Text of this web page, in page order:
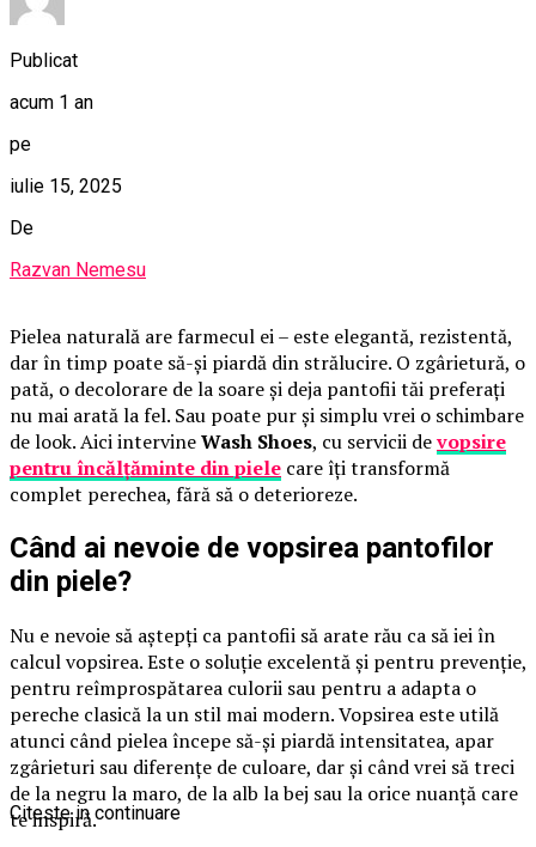
Publicat
acum 1 an
pe
iulie 15, 2025
De
Razvan Nemesu
Pielea naturală are farmecul ei – este elegantă, rezistentă,
dar în timp poate să-și piardă din strălucire. O zgârietură, o
pată, o decolorare de la soare și deja pantofii tăi preferați
nu mai arată la fel. Sau poate pur și simplu vrei o schimbare
de look. Aici intervineWash Shoes, cu servicii devopsire
pentru încălțăminte din piele care îți transformă
complet perechea, fără să o deterioreze.
Când ai nevoie de vopsirea pantofilor
din piele?
Nu e nevoie să aștepți ca pantofii să arate rău ca să iei în
calcul vopsirea. Este o soluție excelentă și pentru prevenție,
pentru reîmprospătarea culorii sau pentru a adapta o
pereche clasică la un stil mai modern. Vopsirea este utilă
atunci când pielea începe să-și piardă intensitatea, apar
zgârieturi sau diferențe de culoare, dar și când vrei să treci
de la negru la maro, de la alb la bej sau la orice nuanță care
te inspiră.
Citeste in continuare